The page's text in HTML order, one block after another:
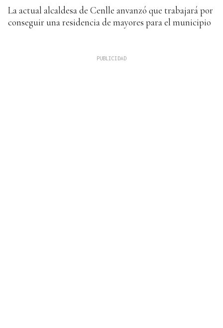
La actual alcaldesa de Cenlle anvanzó que trabajará por
conseguir una residencia de mayores para el municipio